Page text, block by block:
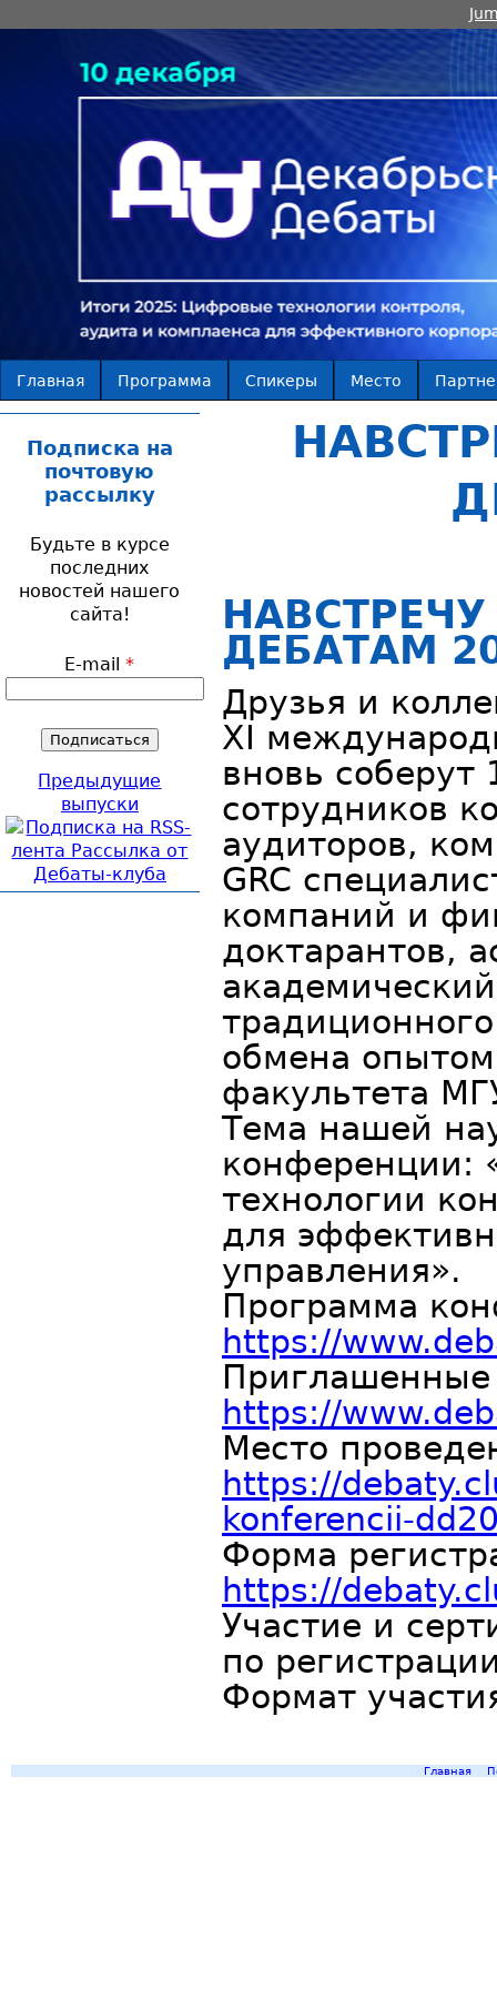
Главная Программа Спикеры Место
ДЕБАТАМ
Друзья и
XI
вновь соберут
сотрудников
аудиторов,
GRC
компаний и
доктарантов,
обмена
факультета
Тема нашей
конференции:
технологии
для
управления».
Программа
https://
https://
Место
https://
konferencii-
Форма
https://
Участие и
по
Формат
Подписка на
почтовую
рассылку
Будьте в курсе
последних
новостей нашего
сайта!
E-mail*
Предыдущие
выпуски
Главная